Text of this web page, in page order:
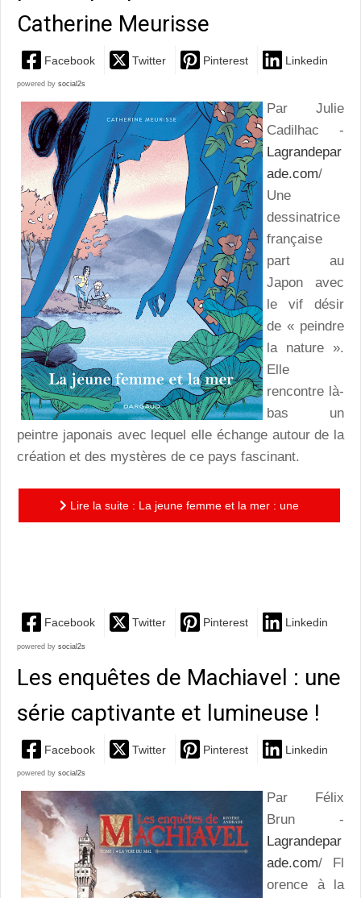
Catherine Meurisse
Facebook Twitter Pinterest Linkedin
powered by social2s
Par Julie
Cadilhac -
Lagrandepar
ade.com/
Une
dessinatrice
française
part au
Japon avec
le vif désir
de « peindre
la nature ».
Elle
rencontre là-
bas un
peintre japonais avec lequel elle échange autour de la
création et des mystères de ce pays fascinant.
Lire la suite : La jeune femme et la mer : une
Facebook Twitter Pinterest Linkedin
powered by social2s
Les enquêtes de Machiavel : une
série captivante et lumineuse !
Facebook Twitter Pinterest Linkedin
powered by social2s
Par Félix
Brun -
Lagrandepar
ade.com/ Fl
orence à la